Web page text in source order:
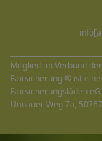
Mitglied im Verbund
Fairsicherung ® ist
Fairsicherungsläden eG
Unnauer Weg 7a,